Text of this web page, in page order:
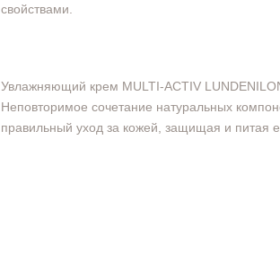
свойствами.
Увлажняющий крем MULTI-ACTIV
Неповторимое сочетание натуральных
правильный уход за кожей, защищая и питая